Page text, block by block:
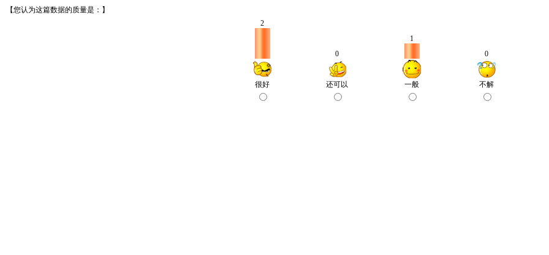
【您认为这篇数据的质量是：】
2
0
1
0
很好 还可以 一般 不解